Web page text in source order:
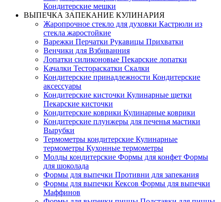
Кондитерские мешки
ВЫПЕЧКА ЗАПЕКАНИЕ КУЛИНАРИЯ
Жаропрочное стекло для духовки Кастрюли из
стекла жаростойкие
Варежки Перчатки Рукавицы Прихватки
Венчики для Взбиванния
Лопатки силиконовые Пекарские лопатки
Качалки Тестораскатки Скалки
Кондитерские принадлежности Кондитерские
аксессуары
Кондитерские кисточки Кулинарные щетки
Пекарские кисточки
Кондитерские коврики Кулинарные коврики
Кондитерские плунжеры для печенья мастики
Вырубки
Термометры кондитерские Кулинарные
термометры Кухонные термометры
Молды кондитерские Формы для конфет Формы
для шоколада
Формы для выпечки Противни для запекания
Формы для выпечки Кексов Формы для выпечки
Маффинов